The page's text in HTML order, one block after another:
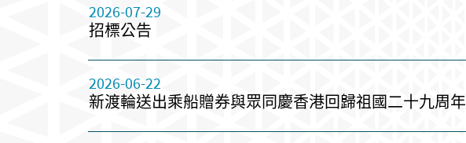
2026-07-29
招標公告
2026-06-22
新渡輪送出乘船贈券與眾同慶香港回歸祖國二十九周年